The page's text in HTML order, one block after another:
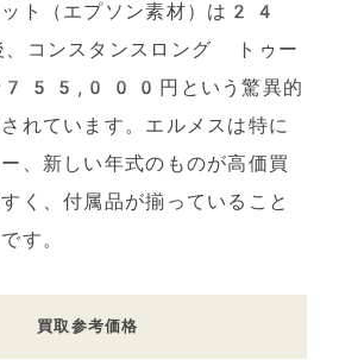
ット（エプソン素材）は24
ンスタンスロング トゥー
で755,000円という驚異的
れています。エルメスは特に
、新しい年式のものが高価買
く、付属品が揃っていること
す。
買取参考価格